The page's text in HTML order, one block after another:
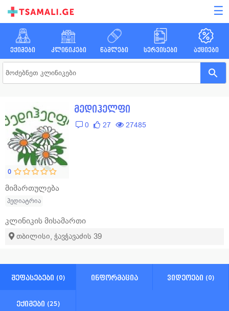
☰
ექიმები კლინიკები წამლები სერვისები აქციები
0
მედიჰელფი
0 27 27485
მიმართულება
პედიატრია
კლინიკის მისამართი
თბილისი, ჭავჭავაძის 39
შეფასებები (0) ინფორმაცია ვიდეოები (0)
ექიმები (25)